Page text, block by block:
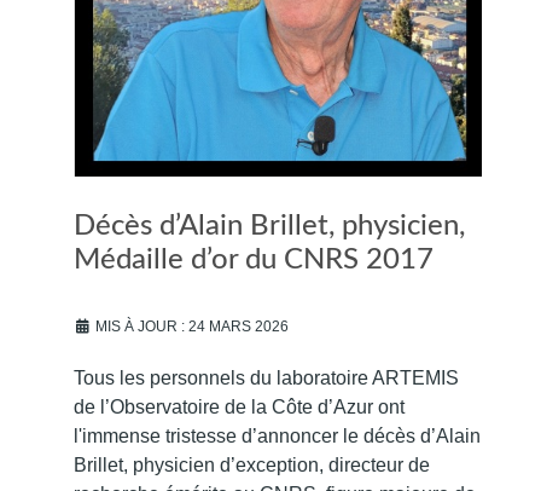
Décès d’Alain Brillet, physicien,
Médaille d’or du CNRS 2017
MIS À JOUR : 24 MARS 2026
Tous les personnels du laboratoire ARTEMIS
de l’Observatoire de la Côte d’Azur ont
l'immense tristesse d’annoncer le décès d’Alain
Brillet, physicien d’exception, directeur de